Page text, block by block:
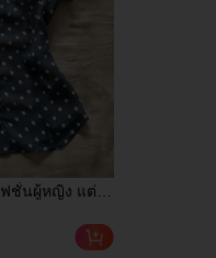
ฟชั่นผู้หญิง แต่ง
วเดียว แขน